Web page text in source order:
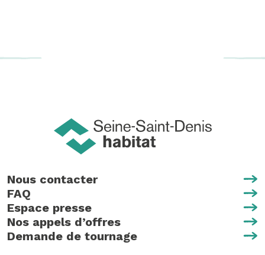
Nous contacter
FAQ
Espace presse
Nos appels d’offres
Demande de tournage